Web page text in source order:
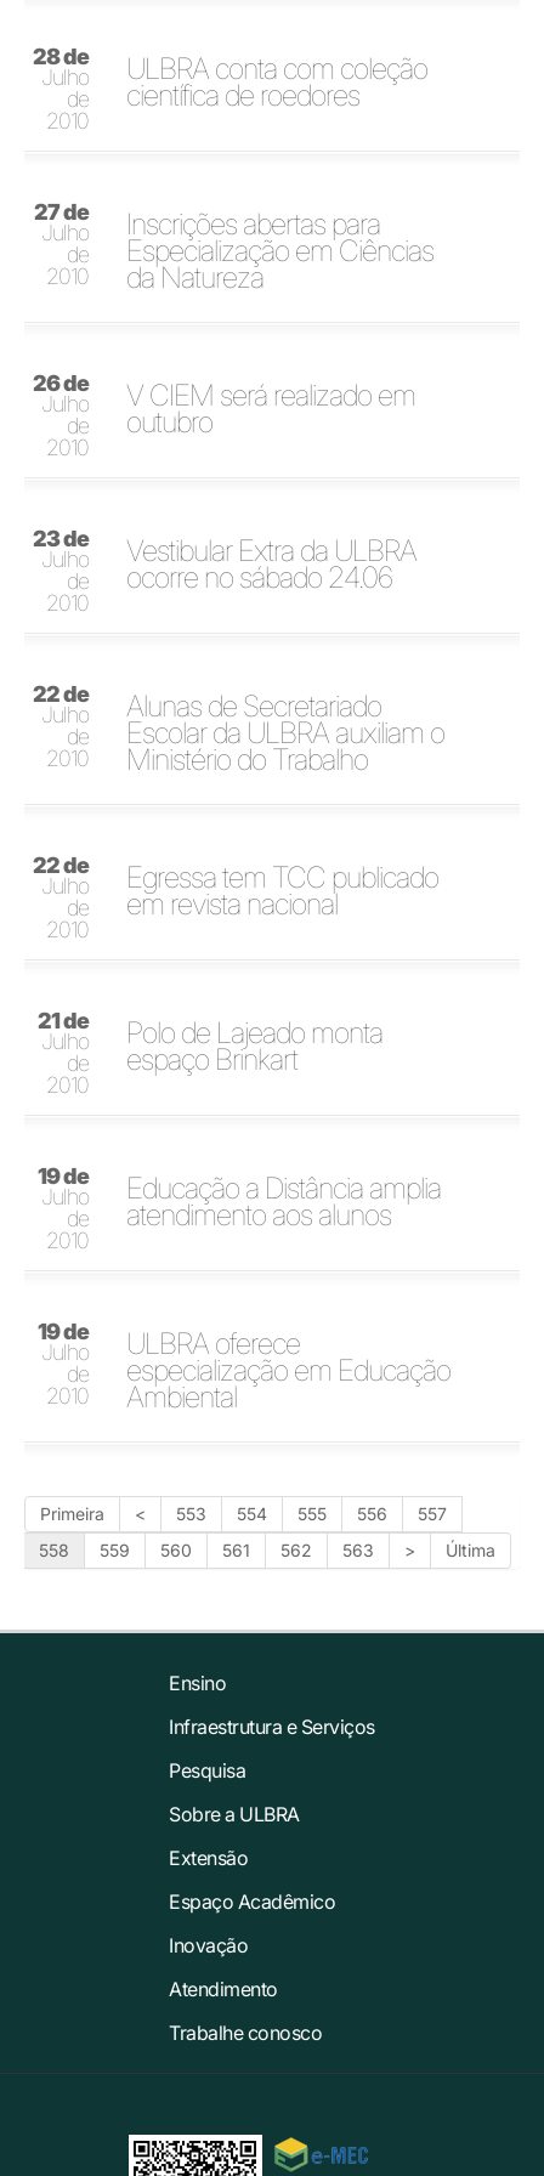
28 de
Julho
de
2010
ULBRA conta com coleção
científica de roedores
27 de
Julho
de
2010
Inscrições abertas para
Especialização em Ciências
da Natureza
26 de
Julho
de
2010
V CIEM será realizado em
outubro
23 de
Julho
de
2010
Vestibular Extra da ULBRA
ocorre no sábado 24.06
22 de
Julho
de
2010
Alunas de Secretariado
Escolar da ULBRA auxiliam o
Ministério do Trabalho
22 de
Julho
de
2010
Egressa tem TCC publicado
em revista nacional
21 de
Julho
de
2010
Polo de Lajeado monta
espaço Brinkart
19 de
Julho
de
2010
Educação a Distância amplia
atendimento aos alunos
19 de
Julho
de
2010
ULBRA oferece
especialização em Educação
Ambiental
Primeira < 553 554 555 556
557
558
559 560 561 562 563 > Última
Ensino
Infraestrutura e Serviços
Pesquisa
Sobre a ULBRA
Extensão
Espaço Acadêmico
Inovação
Atendimento
Trabalhe conosco